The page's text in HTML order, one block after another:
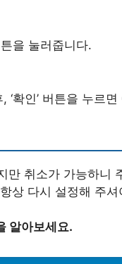
을 눌러줍니다.
‘확인’ 버튼을 누르
만 취소가 가능하니
상 다시 설정해 주셔
알아보세요.